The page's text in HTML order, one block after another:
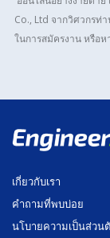
Co., Ltd จากวิศวกรท่
ในการสมัครงาน หรือ
เกี่ยวกับเรา
คำถามที่พบบ่อย
นโบายความเป็นส่วน